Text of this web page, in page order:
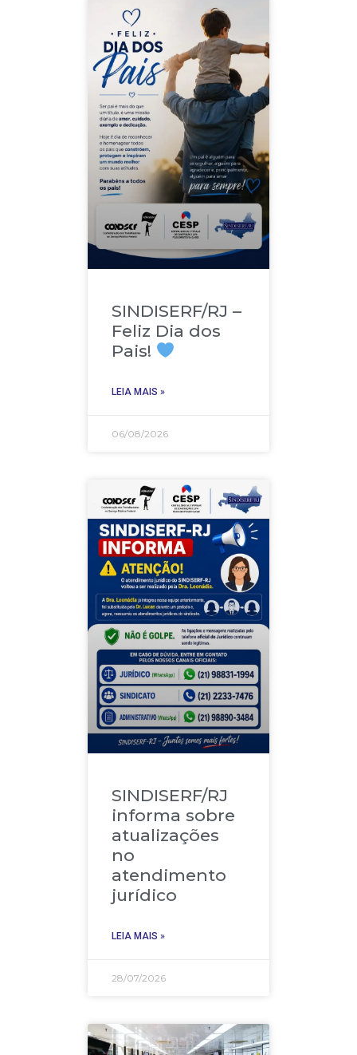
SINDISERF/RJ –
Feliz Dia dos
Pais!
LEIA MAIS »
06/08/2026
SINDISERF/RJ
informa sobre
atualizações
no
atendimento
jurídico
LEIA MAIS »
28/07/2026